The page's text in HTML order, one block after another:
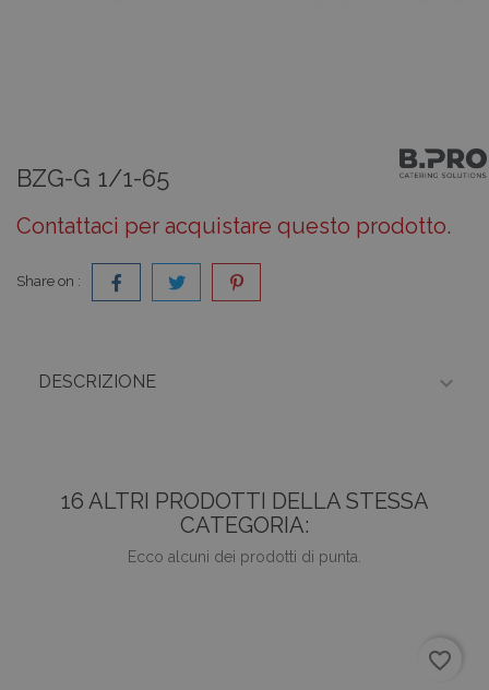
BZG-G 1/1-65
Contattaci per acquistare questo prodotto.
Share on :
DESCRIZIONE 
16 ALTRI PRODOTTI DELLA STESSA
CATEGORIA:
Ecco alcuni dei prodotti di punta.
favorite_border